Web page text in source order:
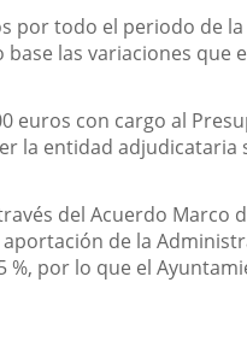
por todo el periodo de
las variaciones que
euros con cargo al
la entidad adjudicataria
del Acuerdo Marco
aportación de la
%, por lo que el